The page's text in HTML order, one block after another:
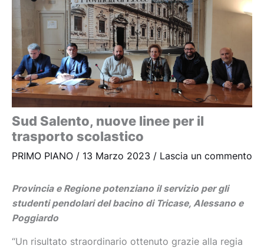
Sud Salento, nuove linee per il
trasporto scolastico
PRIMO PIANO / 13 Marzo 2023 / Lascia un commento
Provincia e Regione potenziano il servizio per gli
studenti pendolari del bacino di Tricase, Alessano e
Poggiardo
“Un risultato straordinario ottenuto grazie alla regia